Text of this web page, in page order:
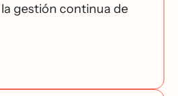
gestión continua de